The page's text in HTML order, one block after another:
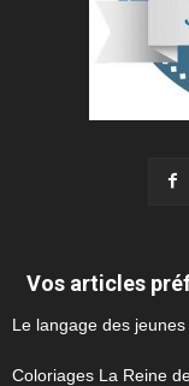
Vos articles
Le langage des jeunes
Coloriages La Reine